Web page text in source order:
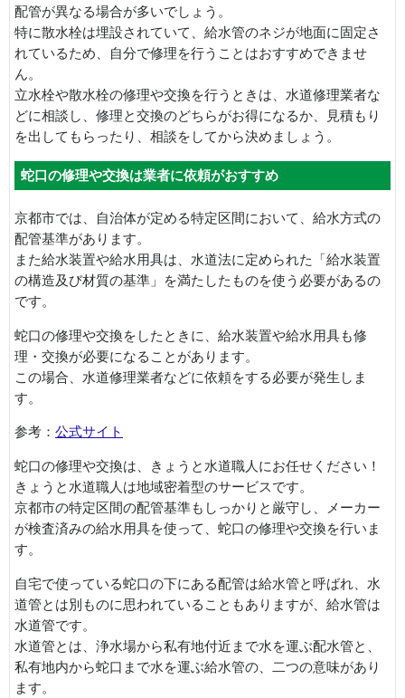
配管が異なる場合が多いでしょう。
特に散水栓は埋設されていて、給水管のネジが地面に固定さ
れているため、自分で修理を行うことはおすすめできませ
ん。
立水栓や散水栓の修理や交換を行うときは、水道修理業者な
どに相談し、修理と交換のどちらがお得になるか、見積もり
を出してもらったり、相談をしてから決めましょう。
蛇口の修理や交換は業者に依頼がおすすめ
京都市では、自治体が定める特定区間において、給水方式の
配管基準があります。
また給水装置や給水用具は、水道法に定められた「給水装置
の構造及び材質の基準」を満たしたものを使う必要があるの
です。
蛇口の修理や交換をしたときに、給水装置や給水用具も修
理・交換が必要になることがあります。
この場合、水道修理業者などに依頼をする必要が発生しま
す。
参考： 公式サイト
蛇口の修理や交換は、きょうと水道職人にお任せください！
きょうと水道職人は地域密着型のサービスです。
京都市の特定区間の配管基準もしっかりと厳守し、メーカー
が検査済みの給水用具を使って、蛇口の修理や交換を行いま
す。
自宅で使っている蛇口の下にある配管は給水管と呼ばれ、水
道管とは別ものに思われていることもありますが、給水管は
水道管です。
水道管とは、浄水場から私有地付近まで水を運ぶ配水管と、
私有地内から蛇口まで水を運ぶ給水管の、二つの意味があり
ます。